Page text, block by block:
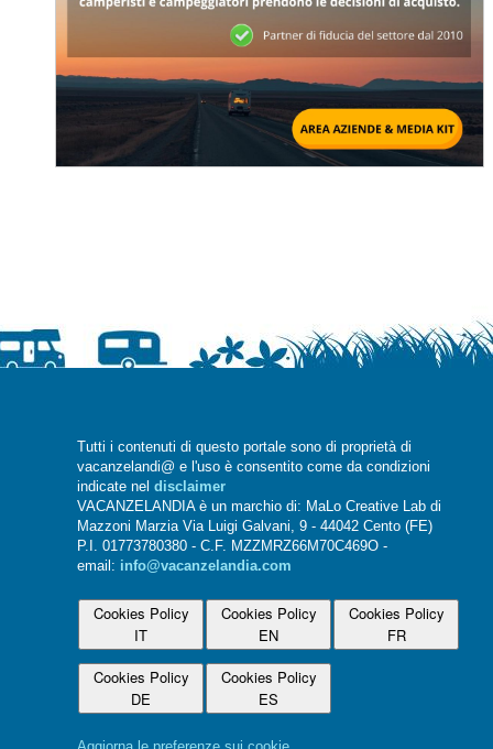
Tutti i contenuti di questo portale sono di proprietà di
vacanzelandi@ e l'uso è consentito come da condizioni
indicate nel disclaimer
VACANZELANDIA è un marchio di: MaLo Creative Lab di
Mazzoni Marzia Via Luigi Galvani, 9 - 44042 Cento (FE)
P.I. 01773780380 - C.F. MZZMRZ66M70C469O -
email: info@vacanzelandia.com
Cookies Policy
IT
Cookies Policy
EN
Cookies Policy
FR
Cookies Policy
DE
Cookies Policy
ES